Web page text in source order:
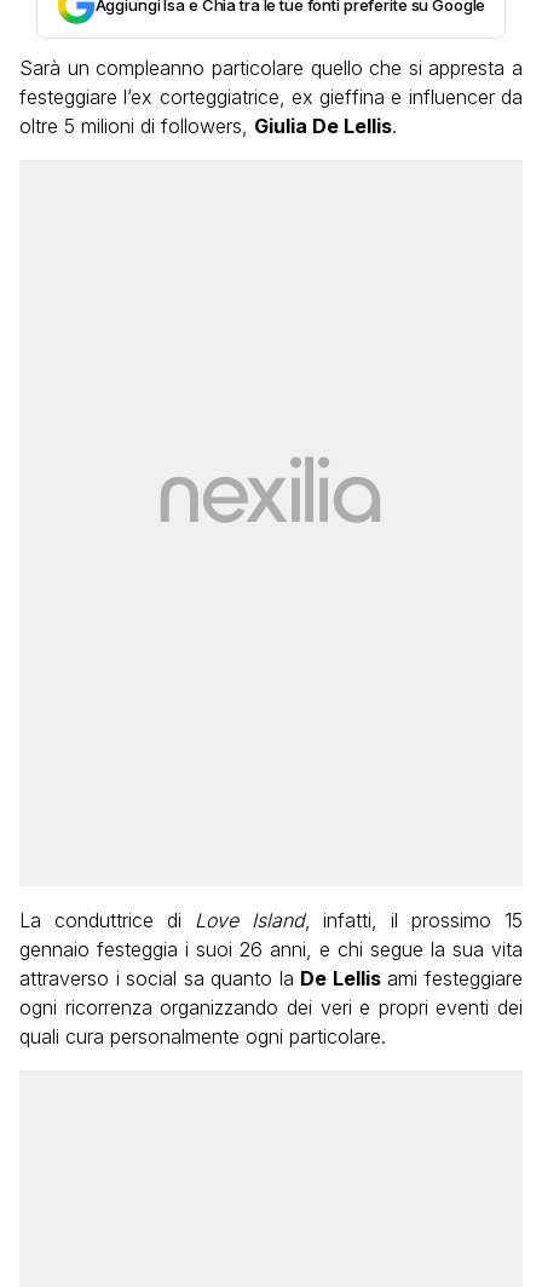
Aggiungi Isa e Chia tra le tue fonti preferite su Google
Sarà un compleanno particolare quello che si appresta a
festeggiare l’ex corteggiatrice, ex gieffina e influencer da
oltre 5 milioni di followers, Giulia De Lellis.
La conduttrice di Love Island, infatti, il prossimo 15
gennaio festeggia i suoi 26 anni, e chi segue la sua vita
attraverso i social sa quanto la De Lellisami festeggiare
ogni ricorrenza organizzando dei veri e propri eventi dei
quali cura personalmente ogni particolare.